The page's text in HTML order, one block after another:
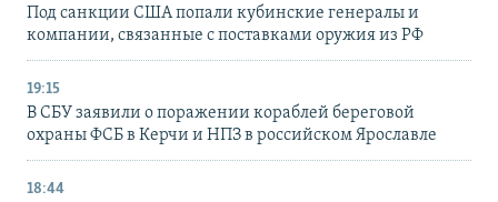
Под санкции США попали кубинские генералы и
компании, связанные с поставками оружия из РФ
19:15
В СБУ заявили о поражении кораблей береговой
охраны ФСБ в Керчи и НПЗ в российском Ярославле
18:44